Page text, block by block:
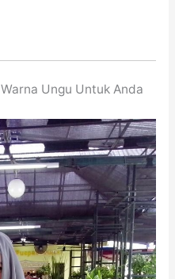
Ungu Untuk Anda